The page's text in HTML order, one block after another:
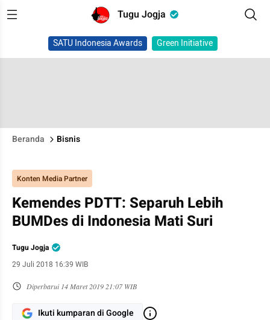
Tugu Jogja
SATU Indonesia Awards Green Initiative
Beranda Bisnis
Konten Media Partner
Kemendes PDTT: Separuh Lebih
BUMDes di Indonesia Mati Suri
Tugu Jogja
29 Juli 2018 16:39 WIB
Diperbarui 14 Maret 2019 21:07 WIB
Ikuti kumparan di Google